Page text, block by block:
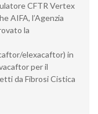
CFTR Vertex
AIFA, l’Agenzia
la
elexacaftor) in
per il
da Fibrosi Cistica